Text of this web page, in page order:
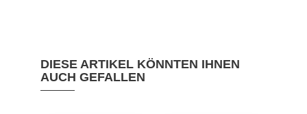
DIESE ARTIKEL KÖNNTEN IHNEN
AUCH GEFALLEN